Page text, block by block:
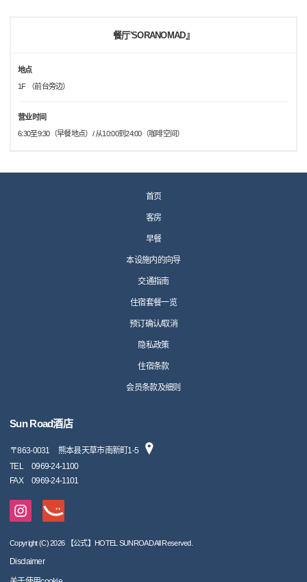
餐厅'SORANOMAD』
地点
1F （前台旁边）
营业时间
6:30至9:30（早餐地点）/ 从10:00到24:00（咖啡空间）
首页
客房
早餐
本设施内的向导
交通指南
住宿套餐一览
预订确认/取消
隐私政策
住宿条款
会员条款及细则
Sun Road酒店
〒863-0031
熊本县天草市南新町1-5
TEL
0969-24-1100
FAX
0969-24-1101
Copyright (C) 2026 【公式】HOTEL SUNROAD All Reserved.
Disclaimer